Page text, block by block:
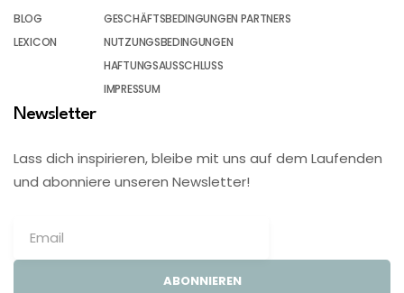
BLOG
LEXICON
GESCHÄFTSBEDINGUNGEN PARTNERS
NUTZUNGSBEDINGUNGEN
HAFTUNGSAUSSCHLUSS
IMPRESSUM
Newsletter
Lass dich inspirieren, bleibe mit uns auf dem Laufenden
und abonniere unseren Newsletter!
ABONNIEREN